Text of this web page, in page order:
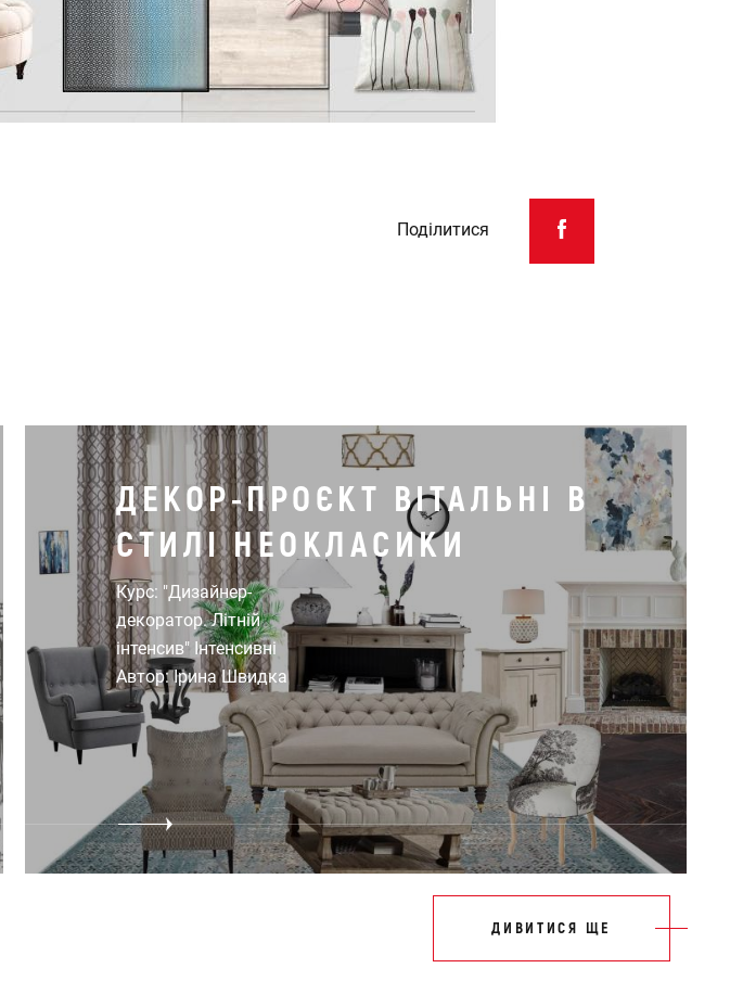
Поділитися
ДЕКОР-ПРОЄКТ ВІТАЛЬНІ В
СТИЛІ НЕОКЛАСИКИ
Курс: "Дизайнер-
декоратор. Літній
інтенсив" Інтенсивні
Автор: Ірина Швидка
ДИВИТИСЯ ЩЕ